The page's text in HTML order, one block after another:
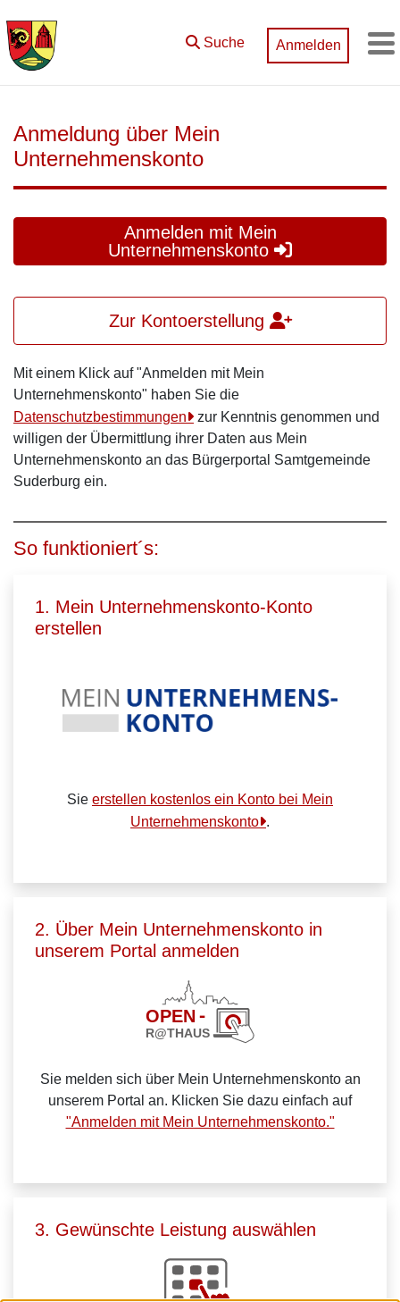
Suche Anmelden
Anmeldung über Mein
Unternehmenskonto
Anmelden mit Mein
Unternehmenskonto
Zur Kontoerstellung
Mit einem Klick auf "Anmelden mit Mein
Unternehmenskonto" haben Sie die
Datenschutzbestimmungen
zur Kenntnis genommen und
willigen der Übermittlung ihrer Daten aus Mein
Unternehmenskonto an das Bürgerportal Samtgemeinde
Suderburg ein.
So funktioniert´s:
1. Mein Unternehmenskonto-Konto
erstellen
Sie erstellen kostenlos ein Konto bei Mein
Unternehmenskonto .
2. Über Mein Unternehmenskonto in
unserem Portal anmelden
Sie melden sich über Mein Unternehmenskonto an
unserem Portal an. Klicken Sie dazu einfach auf
"Anmelden mit Mein Unternehmenskonto."
3. Gewünschte Leistung auswählen